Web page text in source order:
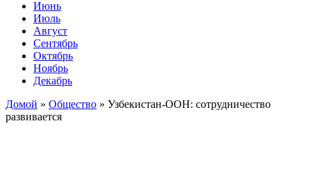
Июнь
Июль
Август
Сентябрь
Октябрь
Ноябрь
Декабрь
Домой » Общество » Узбекистан-ООН: сотрудничество
развивается